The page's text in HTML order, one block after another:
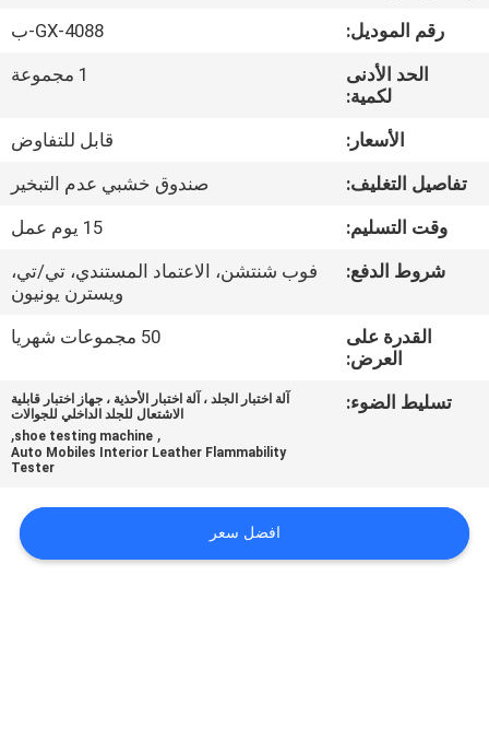
جولة
مراقبة
الجودة
اتصل
خريطة
رقم الموديل:
GX-4088-ب
الحد الأدنى
لكمية:
1 مجموعة
الأسعار:
قابل للتفاوض
تفاصيل التغليف:
صندوق خشبي عدم التبخير
وقت التسليم:
15 يوم عمل
شروط الدفع:
فوب شنتشن، الاعتماد المستندي، تي/تي،
ويسترن يونيون
القدرة على
العرض:
50 مجموعات شهريا
تسليط الضوء:
آلة اختبار الجلد ، آلة اختبار الأحذية ، جهاز اختبار قابلية
الاشتعال للجلد الداخلي للجوالات
,
shoe testing machine
,
Auto Mobiles Interior Leather Flammability
Tester
افضل سعر